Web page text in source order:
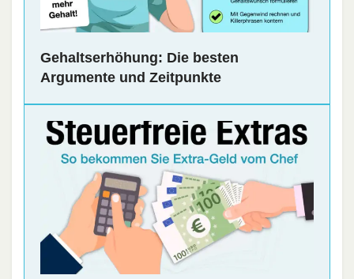
Gehaltserhöhung: Die besten
Argumente und Zeitpunkte